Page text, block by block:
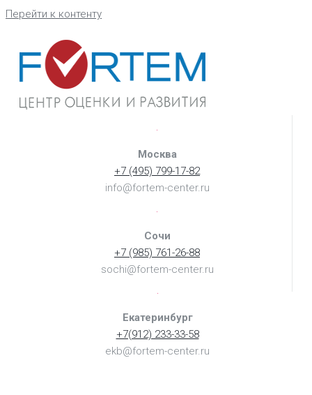
Перейти к контенту
Москва
+7 (495) 799-17-82
info@fortem-center.ru
Сочи
+7 (985) 761-26-88
sochi@fortem-center.ru
Екатеринбург
+7(912) 233-33-58
ekb@fortem-center.ru